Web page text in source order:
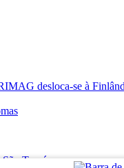
desloca-se à
Tomé